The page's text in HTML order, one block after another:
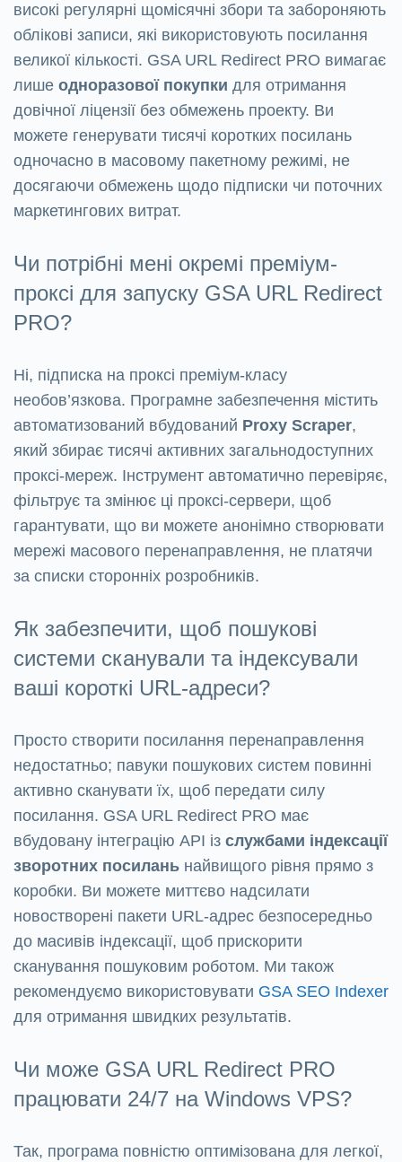
високі регулярні щомісячні збори та забороняють
облікові записи, які використовують посилання
великої кількості. GSA URL Redirect PRO вимагає
лише одноразової покупки для отримання
довічної ліцензії без обмежень проекту. Ви
можете генерувати тисячі коротких посилань
одночасно в масовому пакетному режимі, не
досягаючи обмежень щодо підписки чи поточних
маркетингових витрат.
Чи потрібні мені окремі преміум-
проксі для запуску GSA URL Redirect
PRO?
Ні, підписка на проксі преміум-класу
необов’язкова. Програмне забезпечення містить
автоматизований вбудований Proxy Scraper,
який збирає тисячі активних загальнодоступних
проксі-мереж. Інструмент автоматично перевіряє,
фільтрує та змінює ці проксі-сервери, щоб
гарантувати, що ви можете анонімно створювати
мережі масового перенаправлення, не платячи
за списки сторонніх розробників.
Як забезпечити, щоб пошукові
системи сканували та індексували
ваші короткі URL-адреси?
Просто створити посилання перенаправлення
недостатньо; павуки пошукових систем повинні
активно сканувати їх, щоб передати силу
посилання. GSA URL Redirect PRO має
вбудовану інтеграцію API із службами індексації
зворотних посилань найвищого рівня прямо з
коробки. Ви можете миттєво надсилати
новостворені пакети URL-адрес безпосередньо
до масивів індексації, щоб прискорити
сканування пошуковим роботом. Ми також
рекомендуємо використовувати GSA SEO Indexer
для отримання швидких результатів.
Чи може GSA URL Redirect PRO
працювати 24/7 на Windows VPS?
Так, програма повністю оптимізована для легкої,